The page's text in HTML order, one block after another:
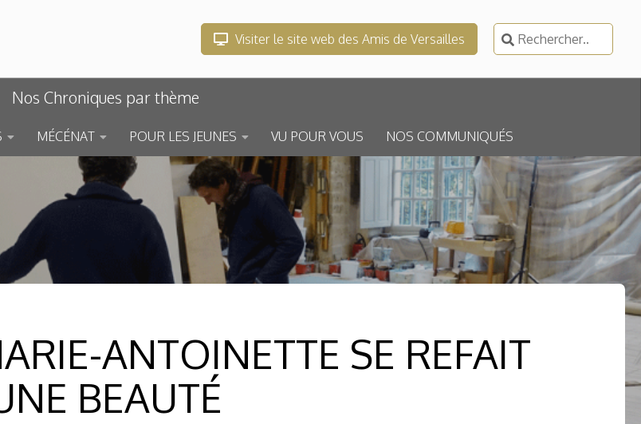
Visiter le site web des Amis de Versailles
Rechercher :
Nos Chroniques par thème
MÉCÉNAT POUR LES JEUNES VU POUR VOUS NOS COMMUNIQUÉS
ANTOINETTE SE REFAIT
BEAUTÉ